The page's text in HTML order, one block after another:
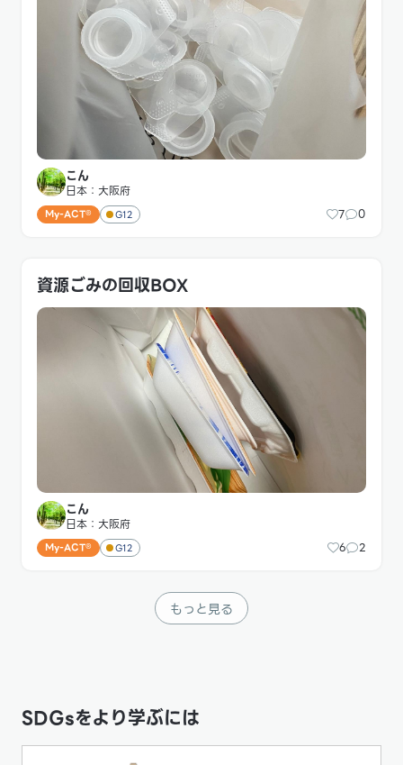
こん
日本：大阪府
My-ACT® G12 7 0
資源ごみの回収BOX
こん
日本：大阪府
My-ACT® G12 6 2
もっと見る
SDGsをより学ぶには